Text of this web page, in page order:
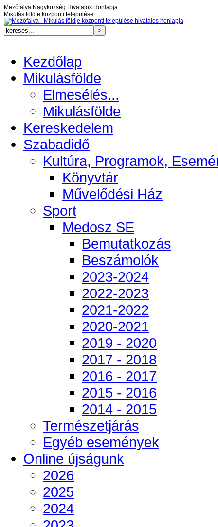
Mezőfalva Nagyközség Hivatalos Honlapja
Mikulás földje központi települése
Kezdőlap
Mikulásfölde
Elmesélés...
Mikulásfölde
Kereskedelem
Szabadidő
Kultúra, Programok,
Könyvtár
Művelődési Ház
Sport
Medosz SE
Bemutatkozás
Beszámolók
2023-2024
2022-2023
2021-2022
2020-2021
2019 - 2020
2017 - 2018
2016 - 2017
2015 - 2016
2014 - 2015
Természetjárás
Egyéb események
Online újságunk
2026
2025
2024